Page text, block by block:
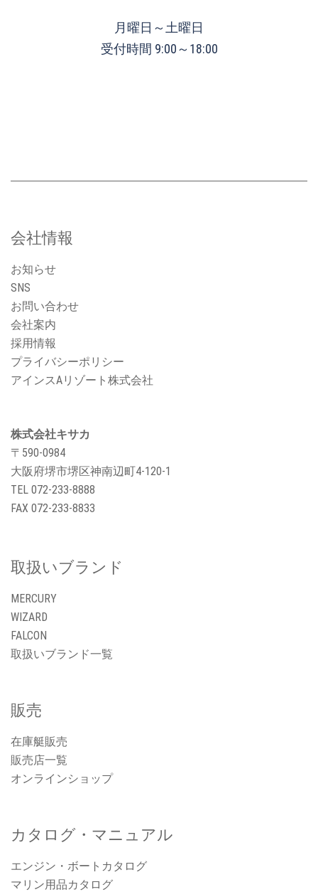
月曜日～土曜日
受付時間 9:00～18:00
会社情報
お知らせ
SNS
お問い合わせ
会社案内
採用情報
プライバシーポリシー
アインスAリゾート株式会社
株式会社キサカ
〒590-0984
大阪府堺市堺区神南辺町4-120-1
TEL 072-233-8888
FAX 072-233-8833
取扱いブランド
MERCURY
WIZARD
FALCON
取扱いブランド一覧
販売
在庫艇販売
販売店一覧
オンラインショップ
カタログ・マニュアル
エンジン・ボートカタログ
マリン用品カタログ